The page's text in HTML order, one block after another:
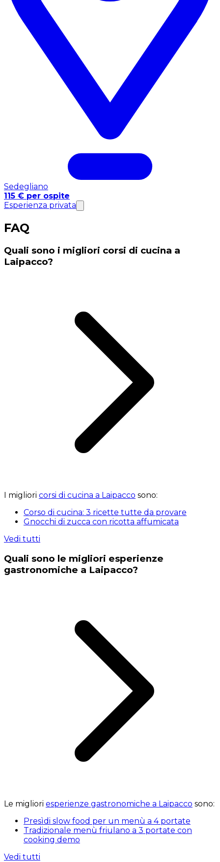
Sedegliano
115 € per ospite
Esperienza privata
FAQ
Quali sono i migliori corsi di cucina a
Laipacco?
I migliori corsi di cucina a Laipacco sono:
Corso di cucina: 3 ricette tutte da provare
Gnocchi di zucca con ricotta affumicata
Vedi tutti
Quali sono le migliori esperienze
gastronomiche a Laipacco?
Le migliori esperienze gastronomiche a Laipacco sono:
Presìdi slow food per un menù a 4 portate
Tradizionale menù friulano a 3 portate con
cooking demo
Vedi tutti